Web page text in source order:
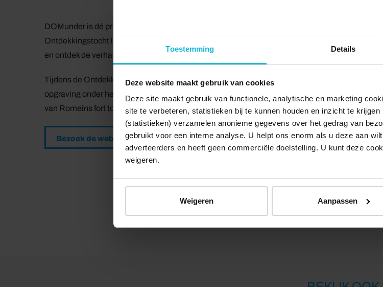
Toestemming Details
Deze website maakt gebruik van cookies
Deze site maakt gebruik van functionele, analytische en marketing
site te verbeteren, statistieken bij te kunnen houden en inzicht te
(statistieken) verzamelen anonieme gegevens over het gedrag van
gebruikt voor een interne analyse. U helpt ons enorm als u deze aan
adverteerders en heeft geen commerciële doelstelling. U kunt deze
weigeren.
Weigeren Aanpassen
DOMunder is dé prijswinnende historische attractie in Utrecht voor jong en oud. De
Ontdekkingstocht laat je de lagen van het verleden van Utrecht van dichtbij beleven. Pak de
en ontdek de verhalen en archeologische schatten verborgen onder het Domplein.
Tijdens de Ontdekkingstocht ga je altijd op pad met een gids. Samen daal je af naar de
opgraving onder het Domplein en loop je letterlijk door de overblijfselen van eeuwen Utrechtse
van Romeins fort tot middeleeuwse bouwwerken. Ga je mee?
Bezoek de website Delen: